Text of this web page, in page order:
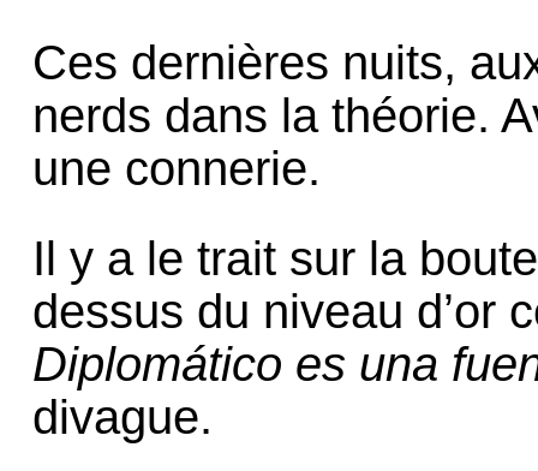
Ces dernières nuits,
nerds dans la théorie.
une connerie.
Il y a le trait sur la
dessus du niveau d’or
Diplomático es una
divague.